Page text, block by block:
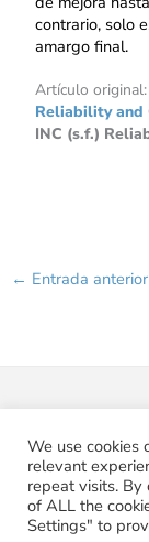
contrario, solo
amargo final.
Artículo original:
Reliability and
INC (s.f.)
← Entrada anterior
We use cookies
relevant
repeat visits. By
of ALL the
Settings" to